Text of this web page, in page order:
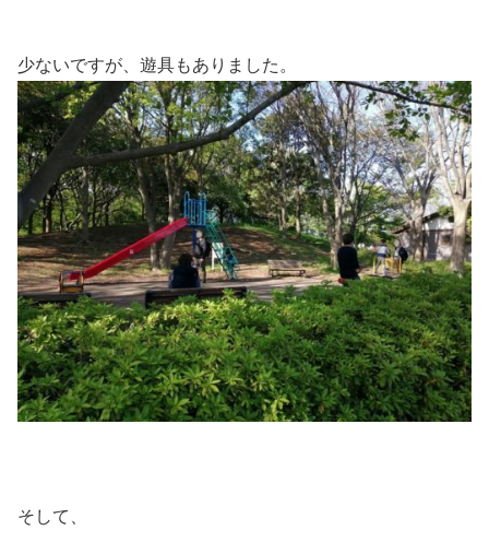
少ないですが、遊具もありました。
そして、